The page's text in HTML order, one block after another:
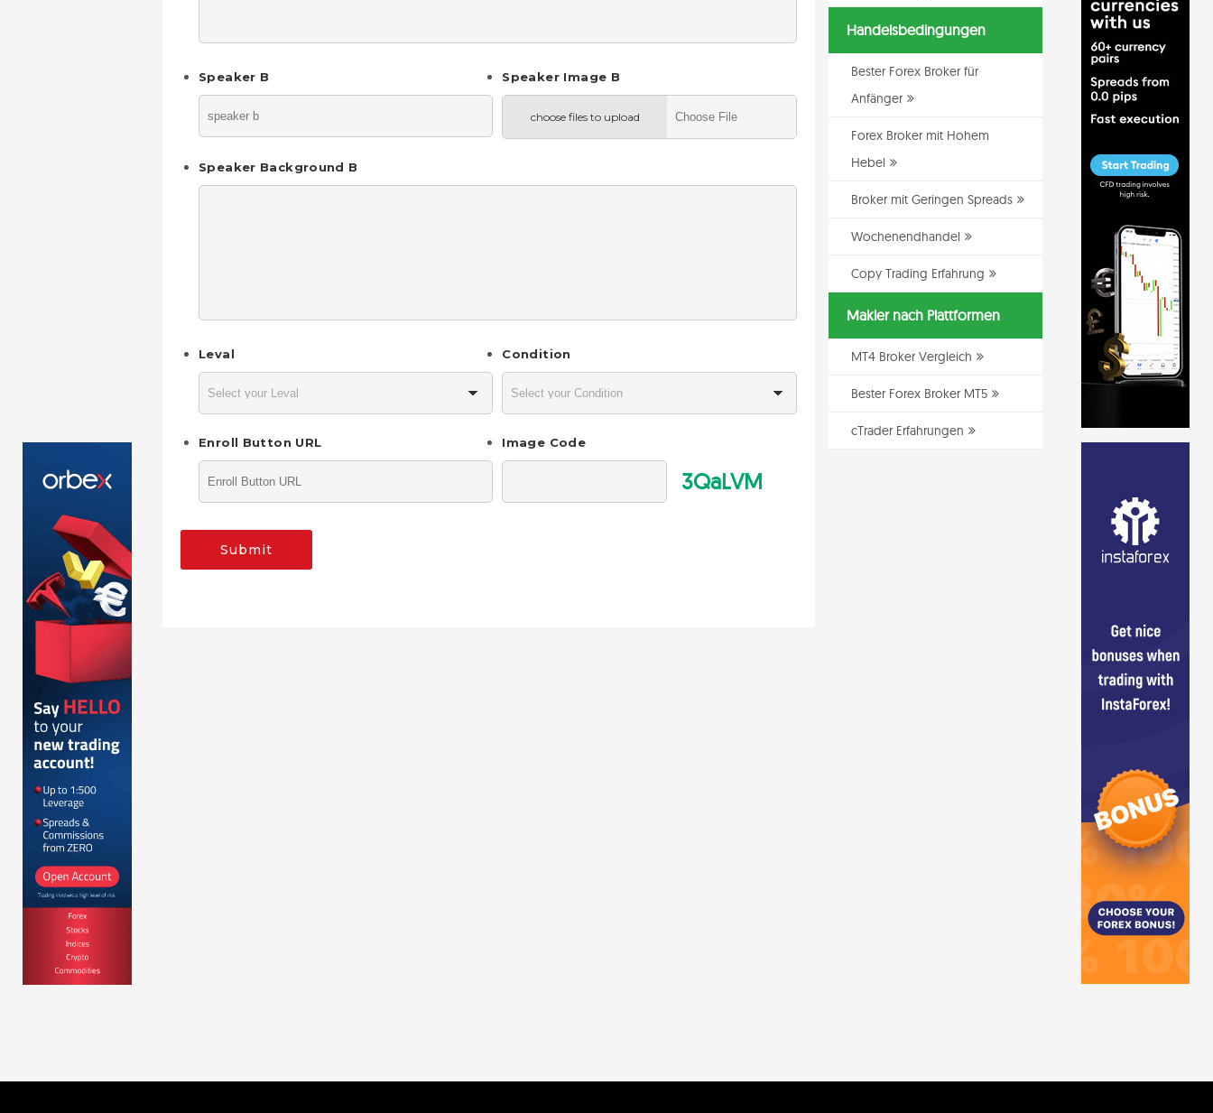
Speaker B Speaker Image B
choose files to upload
Speaker Background B
Leval Condition
Enroll Button URL Image Code
3QaLVM
Submit
Handelsbedingungen
Bester Forex Broker für
Anfänger
Forex Broker mit Hohem
Hebel
Broker mit Geringen Spreads
Wochenendhandel
Copy Trading Erfahrung
Makler nach Plattformen
MT4 Broker Vergleich
Bester Forex Broker MT5
cTrader Erfahrungen